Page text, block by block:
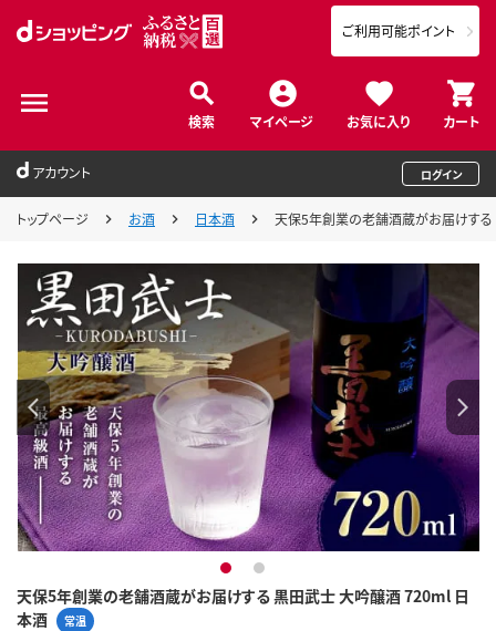
検索 マイページ お気に入り カート
ご利用可能ポイント
アカウント ログイン
トップページ お酒 日本酒 天保5年創業の老舗酒蔵がお届けす
天保5年創業の老舗酒蔵がお届けする 黒田武士 大吟醸酒 720ml 日
本酒
常温
1 2